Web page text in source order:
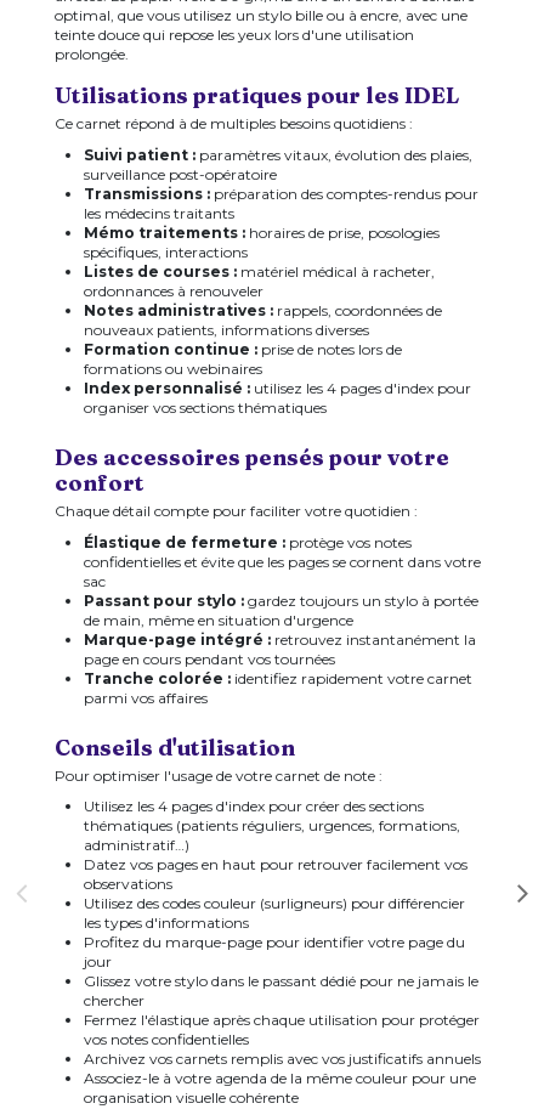
optimal, que vous utilisez un stylo bille ou à encre, avec une
teinte douce qui repose les yeux lors d'une utilisation
prolongée.
Utilisations pratiques pour les IDEL
Ce carnet répond à de multiples besoins quotidiens :
Suivi patient :paramètres vitaux, évolution des plaies,
surveillance post-opératoire
Transmissions :préparation des comptes-rendus pour
les médecins traitants
Mémo traitements :horaires de prise, posologies
spécifiques, interactions
Listes de courses :matériel médical à racheter,
ordonnances à renouveler
Notes administratives :rappels, coordonnées de
nouveaux patients, informations diverses
Formation continue :prise de notes lors de
formations ou webinaires
Index personnalisé :utilisez les 4 pages d'index pour
organiser vos sections thématiques
Des accessoires pensés pour votre
confort
Chaque détail compte pour faciliter votre quotidien :
Élastique de fermeture :protège vos notes
confidentielles et évite que les pages se cornent dans votre
sac
Passant pour stylo :gardez toujours un stylo à portée
de main, même en situation d'urgence
Marque-page intégré :retrouvez instantanément la
page en cours pendant vos tournées
Tranche colorée :identifiez rapidement votre carnet
parmi vos affaires
Conseils d'utilisation
Pour optimiser l'usage de votre carnet de note :
Utilisez les 4 pages d'index pour créer des sections
thématiques (patients réguliers, urgences, formations,
administratif…)
Datez vos pages en haut pour retrouver facilement vos
observations
Utilisez des codes couleur (surligneurs) pour différencier
les types d'informations
Profitez du marque-page pour identifier votre page du
jour
Glissez votre stylo dans le passant dédié pour ne jamais le
chercher
Fermez l'élastique après chaque utilisation pour protéger
vos notes confidentielles
Archivez vos carnets remplis avec vos justificatifs annuels
Associez-le à votre agenda de la même couleur pour une
organisation visuelle cohérente